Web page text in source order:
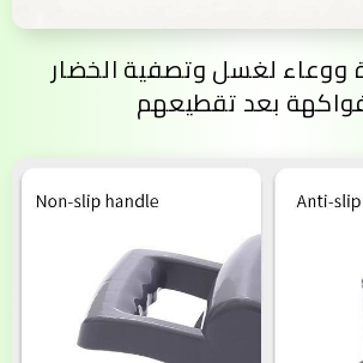
ووعاء لغسل وتصفية الخضار
بعد تقطيعهم